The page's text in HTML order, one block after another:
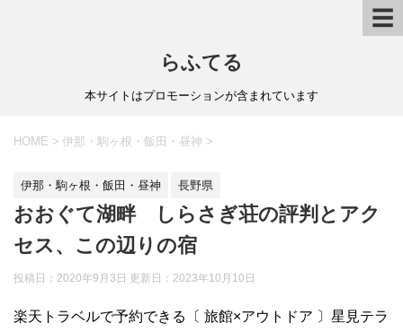
☰
らふてる
本サイトはプロモーションが含まれています
HOME > 伊那・駒ヶ根・飯田・昼神 >
伊那・駒ヶ根・飯田・昼神 長野県
おおぐて湖畔 しらさぎ荘の評判とアク
セス、この辺りの宿
投稿日：2020年9月3日 更新日： 2023年10月10日
楽天トラベルで予約できる〔 旅館×アウトドア 〕星見テラ